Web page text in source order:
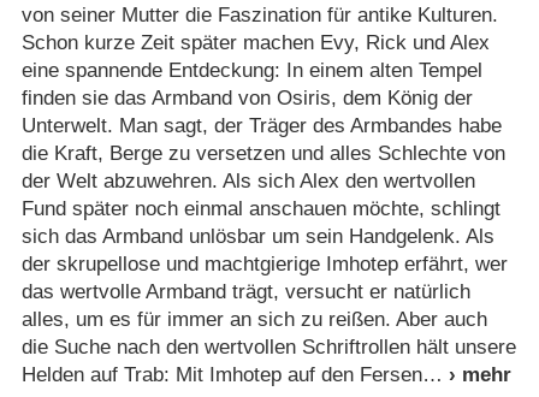
von seiner Mutter die Faszination für antike Kulturen.
Schon kurze Zeit später machen Evy, Rick und Alex
eine spannende Entdeckung: In einem alten Tempel
finden sie das Armband von Osiris, dem König der
Unterwelt. Man sagt, der Träger des Armbandes habe
die Kraft, Berge zu versetzen und alles Schlechte von
der Welt abzuwehren. Als sich Alex den wertvollen
Fund später noch einmal anschauen möchte, schlingt
sich das Armband unlösbar um sein Handgelenk. Als
der skrupellose und machtgierige Imhotep erfährt, wer
das wertvolle Armband trägt, versucht er natürlich
alles, um es für immer an sich zu reißen. Aber auch
die Suche nach den wertvollen Schriftrollen hält unsere
Helden auf Trab: Mit Imhotep auf den Fersen